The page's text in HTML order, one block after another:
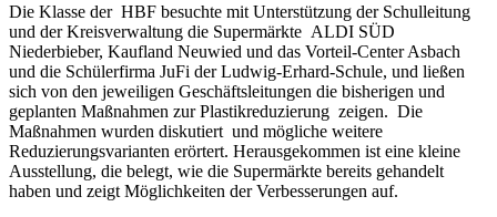
Die Klasse der HBF besuchte mit Unterstützung der Schulleitung
und der Kreisverwaltung die Supermärkte ALDI SÜD
Niederbieber, Kaufland Neuwied und das Vorteil-Center Asbach
und die Schülerfirma JuFi der Ludwig-Erhard-Schule, und ließen
sich von den jeweiligen Geschäftsleitungen die bisherigen und
geplanten Maßnahmen zur Plastikreduzierung zeigen. Die
Maßnahmen wurden diskutiert und mögliche weitere
Reduzierungsvarianten erörtert. Herausgekommen ist eine kleine
Ausstellung, die belegt, wie die Supermärkte bereits gehandelt
haben und zeigt Möglichkeiten der Verbesserungen auf.